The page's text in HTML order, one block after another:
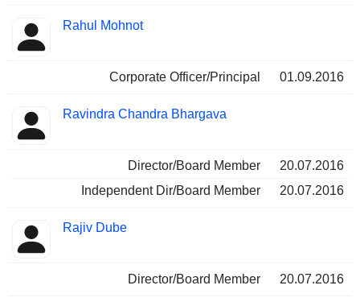
Rahul Mohnot
Corporate Officer/Principal 01.09.2016
Ravindra Chandra Bhargava
Director/Board Member
20.07.2016
Independent Dir/Board Member
20.07.2016
Rajiv Dube
Director/Board Member 20.07.2016